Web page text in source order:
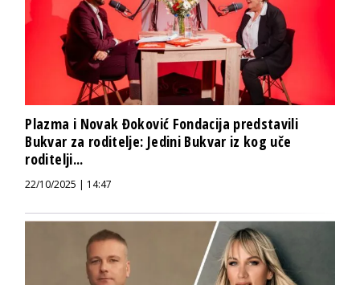
Plazma i Novak Đoković Fondacija predstavili
Bukvar za roditelje: Jedini Bukvar iz kog uče
roditelji...
22/10/2025 | 14:47